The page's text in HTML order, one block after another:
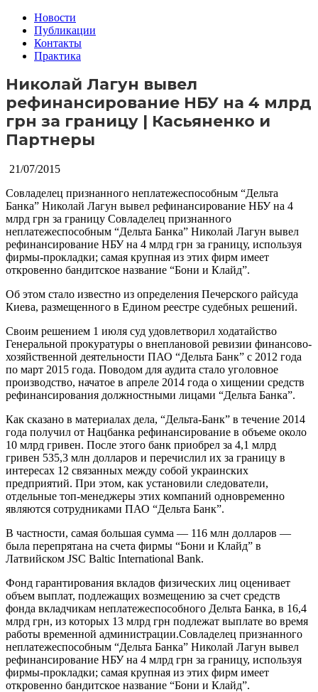
Новости
Публикации
Контакты
Практика
Николай Лагун вывел
рефинансирование НБУ на 4 млрд
грн за границу | Касьяненко и
Партнеры
21/07/2015
Совладелец признанного неплатежеспособным “Дельта
Банка” Николай Лагун вывел рефинансирование НБУ на 4
млрд грн за границу Совладелец признанного
неплатежеспособным “Дельта Банка” Николай Лагун вывел
рефинансирование НБУ на 4 млрд грн за границу, используя
фирмы-прокладки; самая крупная из этих фирм имеет
откровенно бандитское название “Бони и Клайд”.
Об этом стало известно из определения Печерского райсуда
Киева, размещенного в Едином реестре судебных решений.
Своим решением 1 июля суд удовлетворил ходатайство
Генеральной прокуратуры о внеплановой ревизии финансово-
хозяйственной деятельности ПАО “Дельта Банк” с 2012 года
по март 2015 года. Поводом для аудита стало уголовное
производство, начатое в апреле 2014 года о хищении средств
рефинансирования должностными лицами “Дельта Банка”.
Как сказано в материалах дела, “Дельта-Банк” в течение 2014
года получил от Нацбанка рефинансирование в объеме около
10 млрд гривен. После этого банк приобрел за 4,1 млрд
гривен 535,3 млн долларов и перечислил их за границу в
интересах 12 связанных между собой украинских
предприятий. При этом, как установили следователи,
отдельные топ-менеджеры этих компаний одновременно
являются сотрудниками ПАО “Дельта Банк”.
В частности, самая большая сумма — 116 млн долларов —
была перепрятана на счета фирмы “Бони и Клайд” в
Латвийском JSC Baltic International Bank.
Фонд гарантирования вкладов физических лиц оценивает
объем выплат, подлежащих возмещению за счет средств
фонда вкладчикам неплатежеспособного Дельта Банка, в 16,4
млрд грн, из которых 13 млрд грн подлежат выплате во время
работы временной администрации.Совладелец признанного
неплатежеспособным “Дельта Банка” Николай Лагун вывел
рефинансирование НБУ на 4 млрд грн за границу, используя
фирмы-прокладки; самая крупная из этих фирм имеет
откровенно бандитское название “Бони и Клайд”.